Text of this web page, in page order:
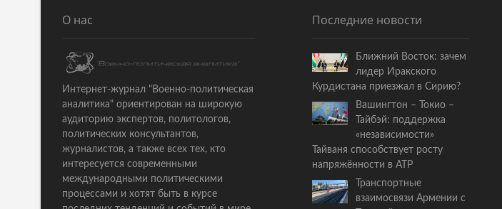
i
o
n
О нас
Интернет-журнал "Военно-политическая
аналитика" ориентирован на широкую
аудиторию экспертов, политологов,
политических консультантов,
журналистов, а также всех тех, кто
интересуется современными
международными политическими
процессами и хотят быть в курсе
Последние новости
Ближний Восток: зачем
лидер Иракского
Курдистана приезжал в Сирию?
Вашингтон – Токио –
Тайбэй: поддержка
«независимости»
Тайваня способствует росту
напряжённости в АТР
Транспортные
взаимосвязи Армении с